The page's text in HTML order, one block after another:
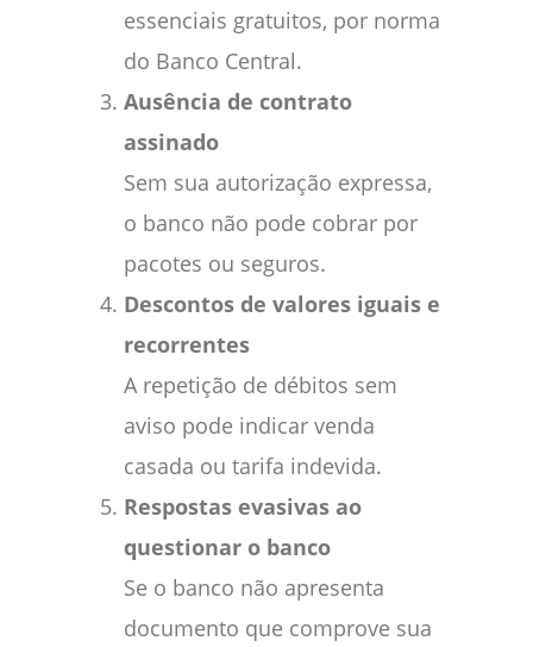
essenciais gratuitos, por norma
do Banco Central.
Ausência de contrato
assinado
Sem sua autorização expressa,
o banco não pode cobrar por
pacotes ou seguros.
Descontos de valores iguais e
recorrentes
A repetição de débitos sem
aviso pode indicar venda
casada ou tarifa indevida.
Respostas evasivas ao
questionar o banco
Se o banco não apresenta
documento que comprove sua